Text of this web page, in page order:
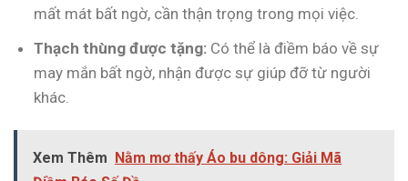
mất mát bất ngờ, cần thận trọng trong mọi việc.
Thạch thùng được tặng: Có thể là điềm báo về sự
may mắn bất ngờ, nhận được sự giúp đỡ từ người
khác.
Xem Thêm Nằm mơ thấy Áo bu dông: Giải Mã